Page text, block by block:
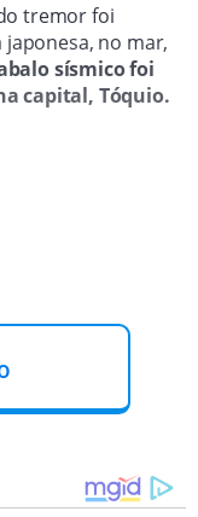
tremor foi
japonesa, no mar,
sísmico foi
capital, Tóquio.